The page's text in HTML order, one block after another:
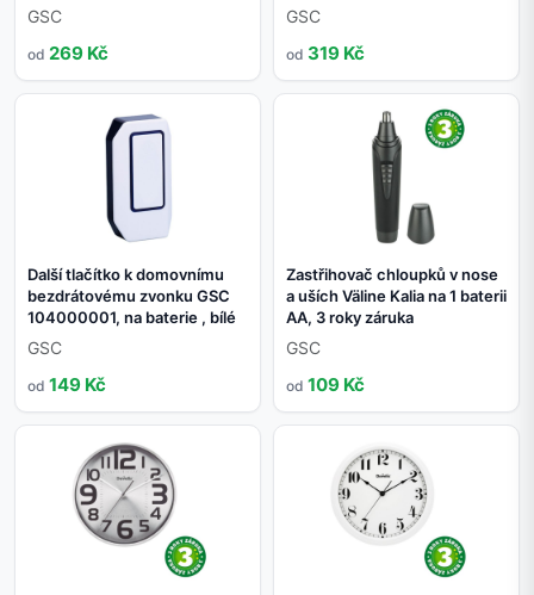
GSC
od 269 Kč
GSC
od 319 Kč
Další tlačítko k domovnímu
bezdrátovému zvonku GSC
104000001, na baterie , bílé
GSC
od 149 Kč
Zastřihovač chloupků v nose
a uších Väline Kalia na 1 baterii
AA, 3 roky záruka
GSC
od 109 Kč